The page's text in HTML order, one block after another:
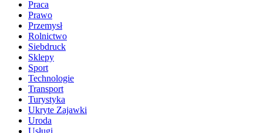
Praca
Prawo
Przemysł
Rolnictwo
Siebdruck
Sklepy
Sport
Technologie
Transport
Turystyka
Ukryte Zajawki
Uroda